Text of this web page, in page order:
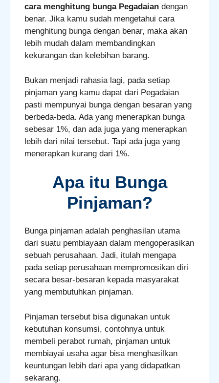
cara menghitung bunga Pegadaian dengan
benar. Jika kamu sudah mengetahui cara
menghitung bunga dengan benar, maka akan
lebih mudah dalam membandingkan
kekurangan dan kelebihan barang.
Bukan menjadi rahasia lagi, pada setiap
pinjaman yang kamu dapat dari Pegadaian
pasti mempunyai bunga dengan besaran yang
berbeda-beda. Ada yang menerapkan bunga
sebesar 1%, dan ada juga yang menerapkan
lebih dari nilai tersebut. Tapi ada juga yang
menerapkan kurang dari 1%.
Apa itu Bunga
Pinjaman?
Bunga pinjaman adalah penghasilan utama
dari suatu pembiayaan dalam mengoperasikan
sebuah perusahaan. Jadi, itulah mengapa
pada setiap perusahaan mempromosikan diri
secara besar-besaran kepada masyarakat
yang membutuhkan pinjaman.
Pinjaman tersebut bisa digunakan untuk
kebutuhan konsumsi, contohnya untuk
membeli perabot rumah, pinjaman untuk
membiayai usaha agar bisa menghasilkan
keuntungan lebih dari apa yang didapatkan
sekarang.